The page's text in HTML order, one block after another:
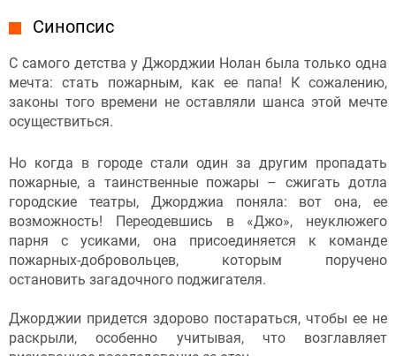
Синопсис
С самого детства у Джорджии Нолан была только одна
мечта: стать пожарным, как ее папа! К сожалению,
законы того времени не оставляли шанса этой мечте
осуществиться.
Но когда в городе стали один за другим пропадать
пожарные, а таинственные пожары – сжигать дотла
городские театры, Джорджиа поняла: вот она, ее
возможность! Переодевшись в «Джо», неуклюжего
парня с усиками, она присоединяется к команде
пожарных-добровольцев, которым поручено
остановить загадочного поджигателя.
Джорджии придется здорово постараться, чтобы ее не
раскрыли, особенно учитывая, что возглавляет